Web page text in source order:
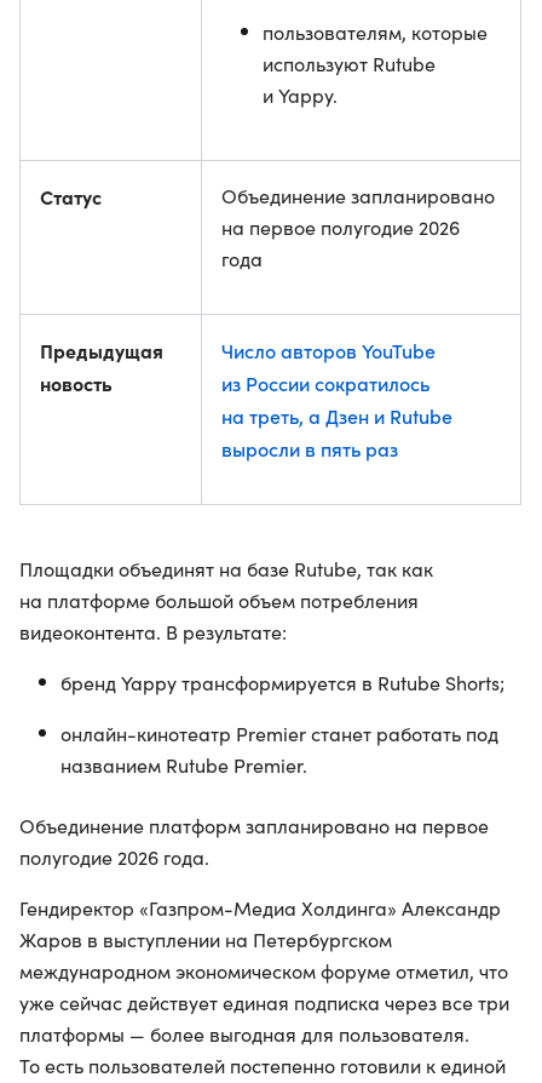
пользователям, которые
используют Rutube
и Yappy.
Статус
Объединение запланировано
на первое полугодие 2026
года
Предыдущая
новость
Число авторов YouTube
из России сократилось
на треть, а Дзен и Rutube
выросли в пять раз
Площадки объединят на базе Rutube, так как
на платформе большой объем потребления
видеоконтента. В результате:
бренд Yappy трансформируется в Rutube Shorts;
онлайн-кинотеатр Premier станет работать под
названием Rutube Premier.
Объединение платформ запланировано на первое
полугодие 2026 года.
Гендиректор «Газпром-Медиа Холдинга» Александр
Жаров в выступлении на Петербургском
международном экономическом форуме отметил, что
уже сейчас действует единая подписка через все три
платформы — более выгодная для пользователя.
То есть пользователей постепенно готовили к единой